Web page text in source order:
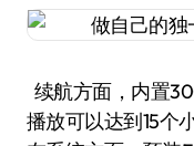
续航方面，内置
播放可以达到15个